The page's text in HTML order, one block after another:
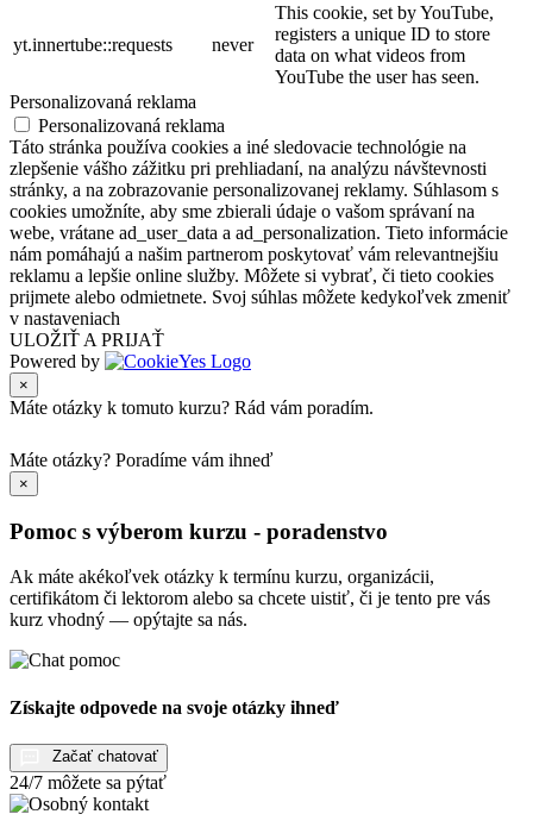
yt.innertube::requests never
This cookie, set by YouTube,
registers a unique ID to store
data on what videos from
YouTube the user has seen.
Personalizovaná reklama
Personalizovaná reklama
Táto stránka používa cookies a iné sledovacie technológie na
zlepšenie vášho zážitku pri prehliadaní, na analýzu návštevnosti
stránky, a na zobrazovanie personalizovanej reklamy. Súhlasom s
cookies umožníte, aby sme zbierali údaje o vašom správaní na
webe, vrátane ad_user_data a ad_personalization. Tieto informácie
nám pomáhajú a našim partnerom poskytovať vám relevantnejšiu
reklamu a lepšie online služby. Môžete si vybrať, či tieto cookies
prijmete alebo odmietnete. Svoj súhlas môžete kedykoľvek zmeniť
v nastaveniach
ULOŽIŤ A PRIJAŤ
Powered by
×
Máte otázky k tomuto kurzu? Rád vám poradím.
Máte otázky? Poradíme vám ihneď
×
Pomoc s výberom kurzu - poradenstvo
Ak máte akékoľvek otázky k termínu kurzu, organizácii,
certifikátom či lektorom alebo sa chcete uistiť, či je tento pre vás
kurz vhodný — opýtajte sa nás.
Získajte odpovede na svoje otázky ihneď
Začať chatovať
24/7 môžete sa pýtať